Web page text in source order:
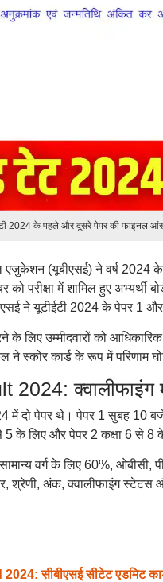
2024 के पहले और दूसरे पेपर की फाइनल
(यूबीएसई) ने वर्ष 2024 के
को परीक्षा में शामिल हुए
ने यूटीईटी 2024 के पेपर 1
लिए उम्मीदवारों को
ने स्कोर कार्ड के रूप में परिणाम
क्वालीफाइंग
में दो पेपर थे। पेपर 1 सुबह
के लिए और पेपर 2 कक्षा 6 से 8
सामान्य वर्ग के लिए 60%,
श्रेणी, अंक, क्वालीफाइंग स्टेटस
सीबीएसई सीटेट एडमिट